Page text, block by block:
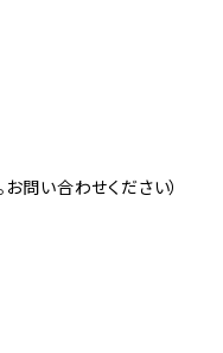
問い合わせください）